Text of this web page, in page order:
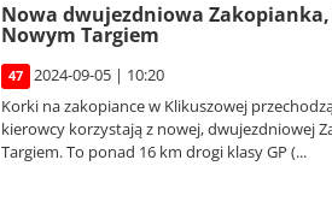
Nowa dwujezdniowa Zakopianka,
Nowym Targiem
47
2024-09-05 | 10:20
Korki na zakopiance w Klikuszowej
kierowcy korzystają z nowej, dwujezdniowej
Targiem. To ponad 16 km drogi klasy GP (...